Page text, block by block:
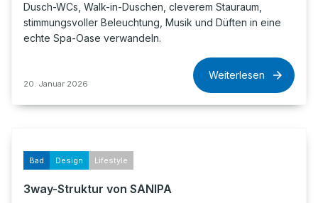
Dusch-WCs, Walk-in-Duschen, cleverem Stauraum,
stimmungsvoller Beleuchtung, Musik und Düften in eine
echte Spa-Oase verwandeln.
20. Januar 2026
Weiterlesen
Bad Design Lifestyle
3way-Struktur von SANIPA